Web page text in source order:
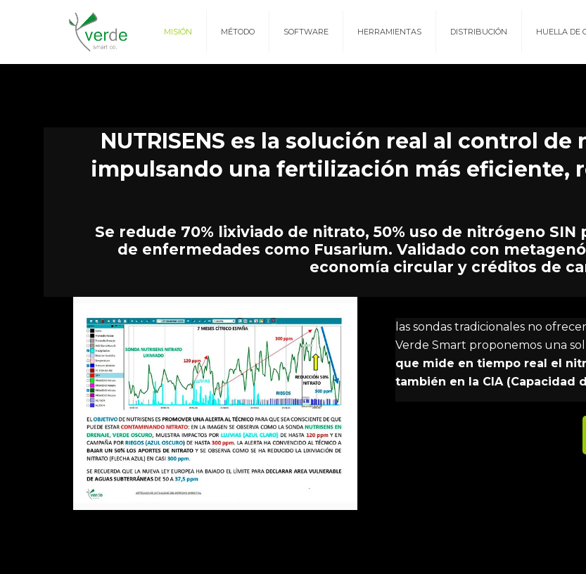
MISIÓN MÉTODO SOFTWARE HERRAMIENTAS DISTRIBUCIÓN HUELLA DE
NUTRISENS es la solución real al control
impulsando una fertilización más eficiente,
Se redude 70% lixiviado de nitrato, 50% uso de nitrógeno
de enfermedades como Fusarium. Validado con
economía circular y créditos de
las sondas tradicionales no
Verde Smart proponemos una
que mide en tiempo real el
también en la CIA (Capacidad